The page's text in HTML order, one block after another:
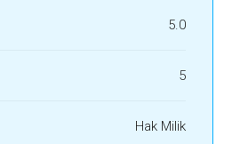
5.0
5
Hak Milik